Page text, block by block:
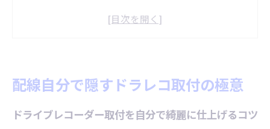
配線隠しの基本とドライブレコーダー取付
配線むき出しを防ぐドライブレコーダー取
配線自分で隠すドラレコ取付の極意
ドライブレコーダー取付を自分で綺麗に仕上げるコツ